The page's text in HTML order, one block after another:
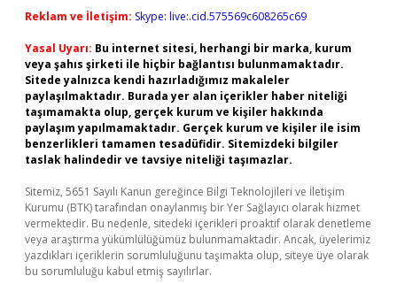
Reklam ve İletişim: Skype: live:.cid.575569c608265c69
Yasal Uyarı: Bu internet sitesi, herhangi bir marka, kurum
veya şahıs şirketi ile hiçbir bağlantısı bulunmamaktadır.
Sitede yalnızca kendi hazırladığımız makaleler
paylaşılmaktadır. Burada yer alan içerikler haber niteliği
taşımamakta olup, gerçek kurum ve kişiler hakkında
paylaşım yapılmamaktadır. Gerçek kurum ve kişiler ile isim
benzerlikleri tamamen tesadüfidir. Sitemizdeki bilgiler
taslak halindedir ve tavsiye niteliği taşımazlar.
Sitemiz, 5651 Sayılı Kanun gereğince Bilgi Teknolojileri ve İletişim
Kurumu (BTK) tarafından onaylanmış bir Yer Sağlayıcı olarak hizmet
vermektedir. Bu nedenle, sitedeki içerikleri proaktif olarak denetleme
veya araştırma yükümlülüğümüz bulunmamaktadır. Ancak, üyelerimiz
yazdıkları içeriklerin sorumluluğunu taşımakta olup, siteye üye olarak
bu sorumluluğu kabul etmiş sayılırlar.